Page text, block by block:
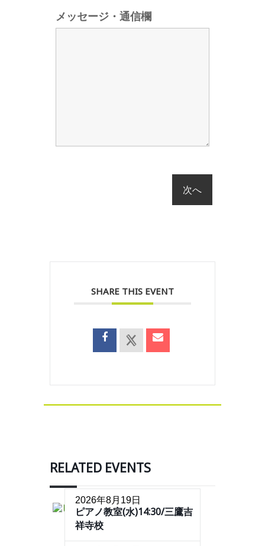
メッセージ・通信欄
SHARE THIS EVENT
RELATED EVENTS
2026年8月19日
ピアノ教室(水)14:30/三鷹吉
祥寺校